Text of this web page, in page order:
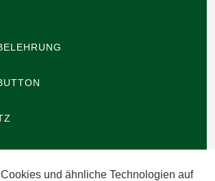
und ähnliche Technologien auf